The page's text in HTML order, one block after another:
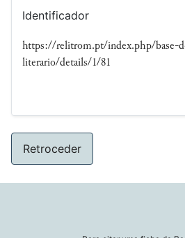
Identificador
https://relitrom.pt/index.php/base-
literario/details/1/81
Retroceder